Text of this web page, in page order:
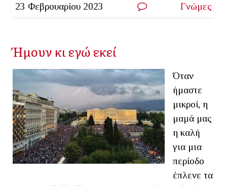
23 Φεβρουαρίου 2023 Γνώμες
Ήμουν κι εγώ εκεί
Όταν
ήμαστε
μικροί, η
μαμά μας
η καλή
για μια
περίοδο
έπλενε τα